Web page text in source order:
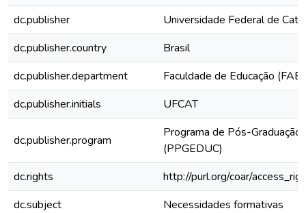
dc.publisher
Universidade Federal de
dc.publisher.country
Brasil
dc.publisher.department
Faculdade de Educação (FAE)
dc.publisher.initials
UFCAT
dc.publisher.program
Programa de Pós-
(PPGEDUC)
dc.rights
http://purl.org/coar/
dc.subject
Necessidades formativas